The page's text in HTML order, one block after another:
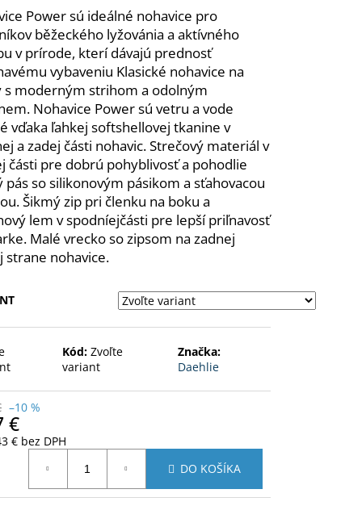
Power sú ideálné nohavice pro
běžeckého lyžovánia a aktívného
v prírode, kterí dávajú prednosť
vybaveniu Klasické nohavice na
s moderným strihom a odolným
Nohavice Power sú vetru a vode
vďaka ľahkej softshellovej tkanine v
a zadej části nohavic. Strečový materiál v
části pre dobrú pohyblivosť a pohodlie
pás so silikonovým pásikom a sťahovacou
Šikmý zip pri členku na boku a
lem v spodníejčásti pre lepší priľnavosť
Malé vrecko so zipsom na zadnej
strane nohavice.
Kód: Zvoľte
variant
Značka:
Daehlie
–10 %
€
€ bez DPH
DO KOŠÍKA
Nasledujúce
TRIČKO